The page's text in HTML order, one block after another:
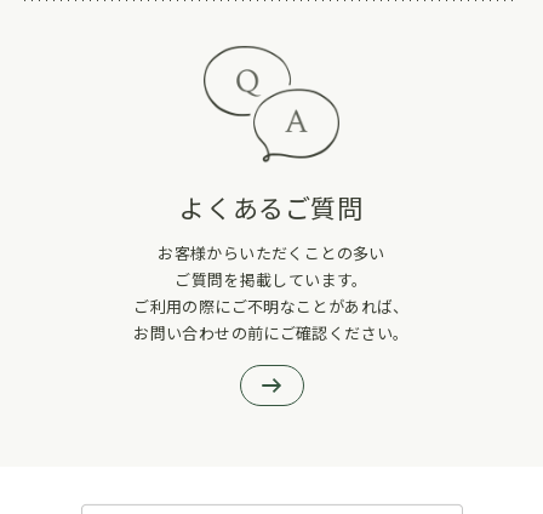
よくあるご質問
お客様からいただくことの多い
ご質問を掲載しています。
ご利用の際にご不明なことがあれば、
お問い合わせの前にご確認ください。